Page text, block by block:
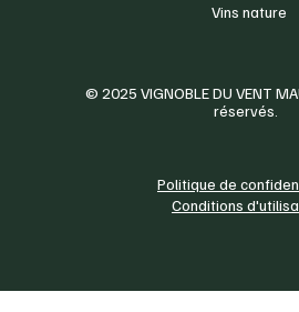
Vins nature
© 2025 VIGNOBLE DU VENT
réservés.
Politique de
Conditions